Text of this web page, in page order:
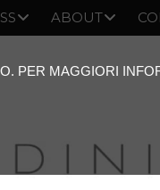
ABOUT
PER MAGGIORI